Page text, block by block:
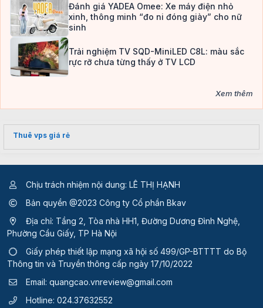
Đánh giá YADEA Omee: Xe máy điện nhỏ
xinh, thông minh “đo ni đóng giày” cho nữ
sinh
Trải nghiệm TV SQD-MiniLED C8L: màu sắc
rực rỡ chưa từng thấy ở TV LCD
Xem thêm
Thuê vps giá rẻ
Chịu trách nhiệm nội dung: LÊ THỊ HẠNH
Bản quyền @2023 Công ty Cổ phần Bkav
Địa chỉ: Tầng 2, Tòa nhà HH1, Đường Dương Đình Nghệ,
Phường Cầu Giấy, TP Hà Nội
Giấy phép thiết lập mạng xã hội số 499/GP-BTTTT do Bộ
Thông tin và Truyền thông cấp ngày 17/10/2022
Email: quangcao.vnreview@gmail.com
Hotline: 024.37632552